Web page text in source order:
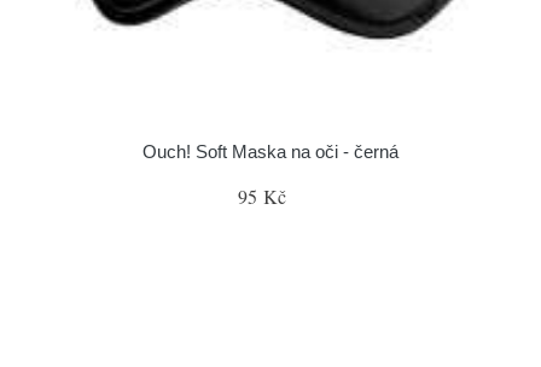
Ouch! Soft Maska na oči - černá
95 Kč